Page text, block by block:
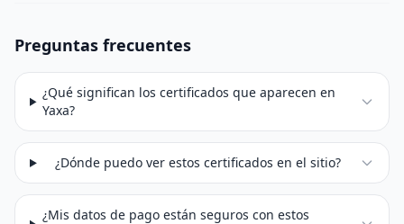
Preguntas frecuentes
¿Qué significan los certificados que aparecen en
Yaxa?
¿Dónde puedo ver estos certificados en el sitio?
¿Mis datos de pago están seguros con estos